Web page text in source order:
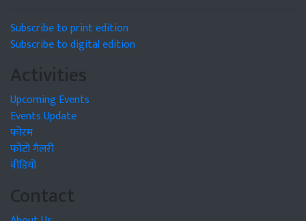
Subscribe to print edition
Subscribe to digital edition
Activities
Upcoming Events
Events Update
फोरम
फोटो गैलरी
वीडियो
Contact